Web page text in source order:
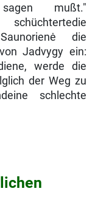
mußt."
die
Jadvygy ein:
werde die
der Weg zu
schlechte